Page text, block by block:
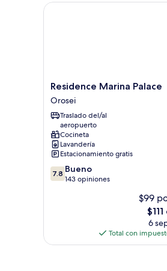
Residence
Marina
Palace
Orosei
Residence Marina Palace
Orosei
Traslado del/al
aeropuerto
Cocineta
Lavandería
Estacionamiento gratis
7.8
de
7.8 Bueno
143 opiniones
$99
El
es
6
Total con
Residence Marina Palace